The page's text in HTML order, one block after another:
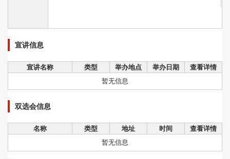
宣讲信息
宣讲名称 类型 举办地点 举办日期
查看详情
暂无信息
双选会信息
名称 类型 地址 时间
查看详情
暂无信息